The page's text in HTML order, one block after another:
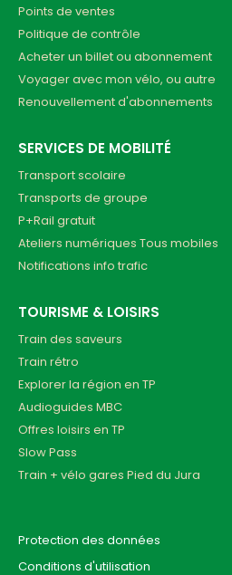
Points de ventes
Politique de contrôle
Acheter un billet ou abonnement
Voyager avec mon vélo, ou autre
Renouvellement d'abonnements
SERVICES DE MOBILITÉ
Transport scolaire
Transports de groupe
P+Rail gratuit
Ateliers numériques Tous mobiles
Notifications info trafic
TOURISME & LOISIRS
Train des saveurs
Train rétro
Explorer la région en TP
Audioguides MBC
Offres loisirs en TP
Slow Pass
Train + vélo gares Pied du Jura
Protection des données
Conditions d'utilisation